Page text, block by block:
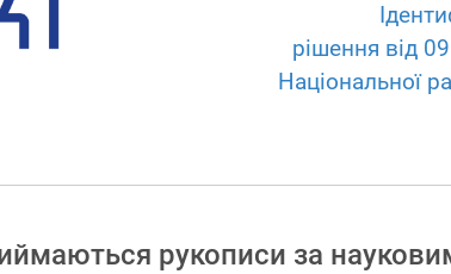
рішення від
Національної
рукописи за